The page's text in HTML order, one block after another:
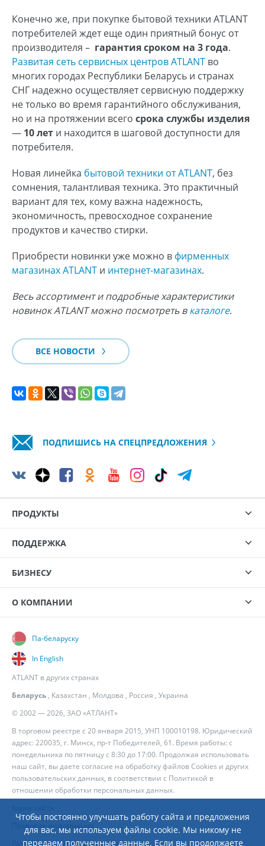
Чтобы постоянно улучшать работу сайта и предложения
для вас, мы используем файлы cookie. Мы никому не
передаем полученные данные. Если вы продолжаете
Конечно же, при покупке бытовой техники ATLANT
потребителей ждет еще один приятный бонус от
производителя – гарантия сроком на 3 года.
Развитая сеть сервисных центров ATLANT во
многих городах Республики Беларусь и странах
СНГ надежно осуществляет сервисную поддержку
не только во время гарантийного обслуживания,
но и на протяжении всего срока службы изделия
— 10 лет и находится в шаговой доступности для
потребителя.
Новая линейка бытовой техники от ATLANT, без
сомнения, талантливая техника. Это практичный
вариант для тех, кому важна надежность,
экономичность, превосходное сохранение
продуктов и качество стирки.
Приобрести новинки уже можно в фирменных
магазинах ATLANT и интернет-магазинах.
Весь ассортимент и подробные характеристики
новинок ATLANT можно посмотреть вкаталоге.
ВСЕ НОВОСТИ
ПОДПИШИСЬ НА СПЕЦПРЕДЛОЖЕНИЯ
ПРОДУКТЫ
ПОДДЕРЖКА
БИЗНЕСУ
О КОМПАНИИ
© 2002 — 2026, ЗАО «АТЛАНТ»
В торговом реестре с 20 января 2015, УНП 100010198. Юридический
адрес: 220035, г. Минск, пр-т Победителей, 61. Время работы: с
понедельника по пятницу с 8:30 до 17:00. Продолжая использовать
наш сайт, вы даете согласие на обработку файлов Cookies и других
пользовательских данных, в соответствии с Политикой в
отношении обработки персональных данных.
Разработка сайта— Новый Сайт
Па-беларуску
In English
ATLANT в других странах
Беларусь , Казахстан , Молдова , Россия , Украина